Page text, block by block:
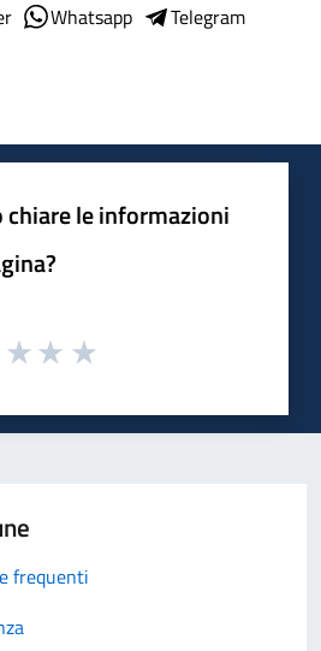
Whatsapp
Telegram
chiare le informazioni
frequenti